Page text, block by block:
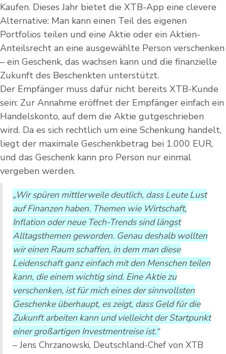
Kaufen. Dieses Jahr bietet die XTB-App eine clevere
Alternative: Man kann einen Teil des eigenen
Portfolios teilen und eine Aktie oder ein Aktien-
Anteilsrecht an eine ausgewählte Person verschenken
– ein Geschenk, das wachsen kann und die finanzielle
Zukunft des Beschenkten unterstützt.
Der Empfänger muss dafür nicht bereits XTB-Kunde
sein: Zur Annahme eröffnet der Empfänger einfach ein
Handelskonto, auf dem die Aktie gutgeschrieben
wird. Da es sich rechtlich um eine Schenkung handelt,
liegt der maximale Geschenkbetrag bei 1.000 EUR,
und das Geschenk kann pro Person nur einmal
vergeben werden.
„Wir spüren mittlerweile deutlich, dass Leute Lust
auf Finanzen haben. Themen wie Wirtschaft,
Inflation oder neue Tech-Trends sind längst
Alltagsthemen geworden. Genau deshalb wollten
wir einen Raum schaffen, in dem man diese
Leidenschaft ganz einfach mit den Menschen teilen
kann, die einem wichtig sind. Eine Aktie zu
verschenken, ist für mich eines der sinnvollsten
Geschenke überhaupt, es zeigt, dass Geld für die
Zukunft arbeiten kann und vielleicht der Startpunkt
einer großartigen Investmentreise ist.“
– Jens Chrzanowski, Deutschland-Chef von XTB